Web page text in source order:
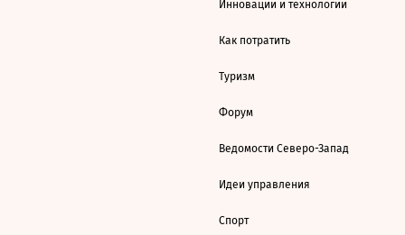
Инновации и технологии
Как потратить
Туризм
Форум
Ведомости Северо-Запад
Идеи управления
Спорт